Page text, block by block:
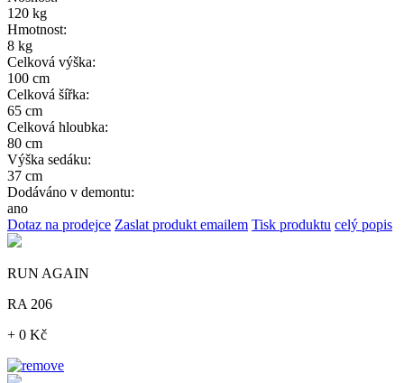
120 kg
Hmotnost:
8 kg
Celková výška:
100 cm
Celková šířka:
65 cm
Celková hloubka:
80 cm
Výška sedáku:
37 cm
Dodáváno v demontu:
ano
Dotaz na prodejce Zaslat produkt emailem Tisk produktu celý popis
RUN AGAIN
RA 206
+ 0 Kč